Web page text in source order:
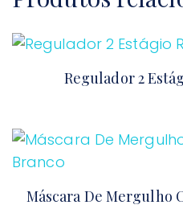
Regulador 2
Máscara De Mergulho